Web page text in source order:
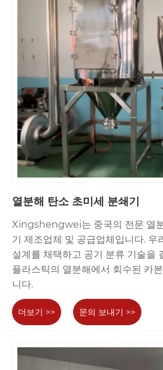
열분해 탄소 초미세 분쇄기
Xingshengwei는 중국의 전문 열
기 제조업체 및 공급업체입니다. 우
설계를 채택하고 공기 분류 기술을
플라스틱의 열분해에서 회수된 카
니다.
더보기 >> 문의 보내기 >>